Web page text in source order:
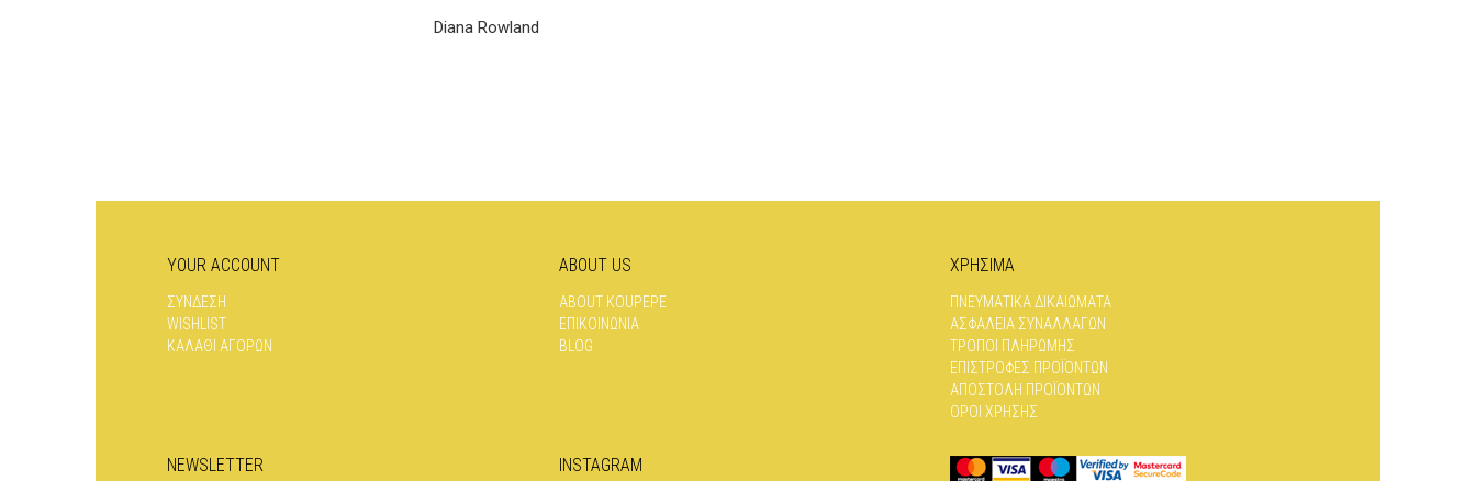
Diana Rowland
YOUR ACCOUNT
ΣΥΝΔΕΣΗ
WISHLIST
ΚΑΛΑΘΙ ΑΓΟΡΩΝ
ABOUT US
ABOUT KOUPEPE
ΕΠΙΚΟΙΝΩΝΊΑ
BLOG
ΧΡΗΣΙΜΑ
ΠΝΕΥΜΑΤΙΚΆ ΔΙΚΑΙΏΜΑΤΑ
ΑΣΦΆΛΕΙΑ ΣΥΝΑΛΛΑΓΏΝ
ΤΡΌΠΟΙ ΠΛΗΡΩΜΉΣ
ΕΠΙΣΤΡΟΦΈΣ ΠΡΟΪΌΝΤΩΝ
ΑΠΟΣΤΟΛΉ ΠΡΟΪΌΝΤΩΝ
ΌΡΟΙ ΧΡΉΣΗΣ
NEWSLETTER INSTAGRAM